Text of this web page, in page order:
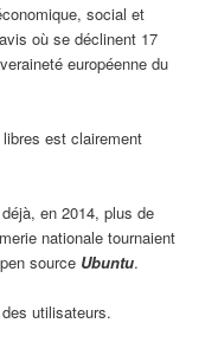
social et
où se déclinent 17
européenne du
est clairement
en 2014, plus de
nationale tournaient
source Ubuntu.
utilisateurs.